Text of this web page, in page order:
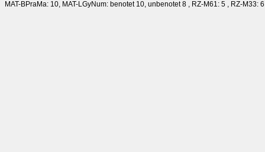
MAT-BPraMa: 10, MAT-LGyNum: benotet 10, unbenotet 8 , RZ-M61: 5 , RZ-M33: